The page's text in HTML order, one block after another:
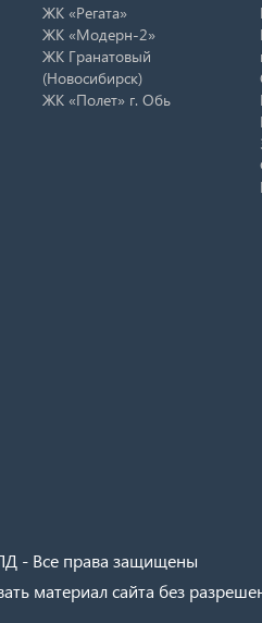
ЖК «Регата»
ЖК «Модерн-2»
ЖК Гранатовый
(Новосибирск)
ЖК «Полет» г. Обь
- Все права защищены
материал сайта без